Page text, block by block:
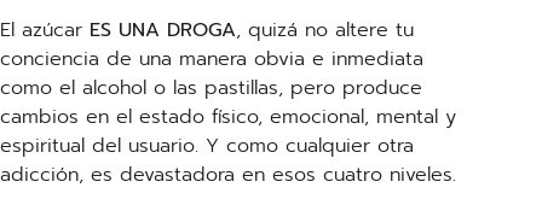
El azúcar ES UNA DROGA, quizá no altere tu
conciencia de una manera obvia e inmediata
como el alcohol o las pastillas, pero produce
cambios en el estado físico, emocional, mental y
espiritual del usuario. Y como cualquier otra
adicción, es devastadora en esos cuatro niveles.